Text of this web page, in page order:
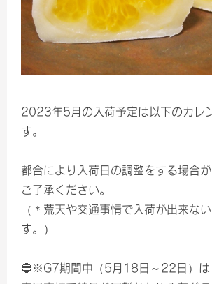
2023年5月の入荷予定は以下のカレ
す。
都合により入荷日の調整をする場合
ご了承ください。
（＊荒天や交通事情で入荷が出来な
す。）
🔵※G7期間中（5月18日～22日）は